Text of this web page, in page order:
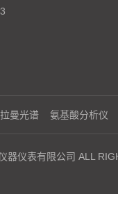
拉曼光谱 氨基酸分析仪
器仪表有限公司 ALL